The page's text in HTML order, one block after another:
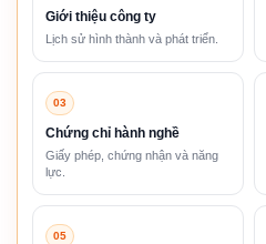
Giới thiệu công ty
Lịch sử hình thành và phát triển.
03
Chứng chỉ hành nghề
Giấy phép, chứng nhận và năng
lực.
05